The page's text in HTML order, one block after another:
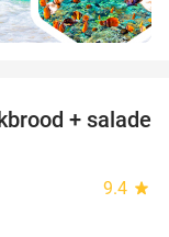
44%
+ salade
9.4 star